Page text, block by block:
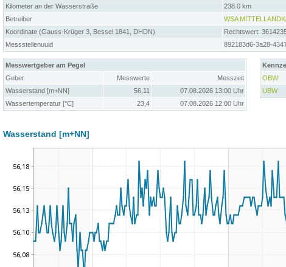
Kilometer an der Wasserstraße
238.0 km
Betreiber
WSA
Koordinate (Gauss-Krüger 3, Bessel 1841, DHDN)
Rechtswert:
Messstellenuuid
892183d6-3a28-
Messwertgeber am Pegel
Geber
Messwerte
Messzeit
Wasserstand [m+NN]
56,11
07.08.2026 13:00 Uhr
Wassertemperatur [°C]
23,4 07.08.2026 12:00 Uhr
OBW
UBW
Wasserstand [m+NN]